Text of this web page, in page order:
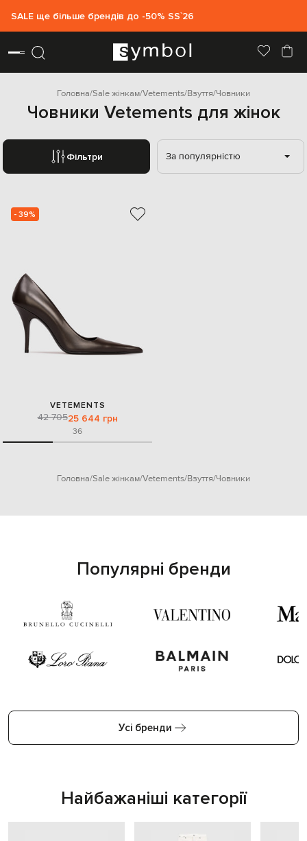
SALE ще більше брендів до -50% SS`26
Головна Sale жінкам Vetements Взуття Човники
Човники Vetements для жінок
Фільтри За популярністю
- 39%
VETEMENTS
42 70525 644 грн
36
Головна Sale жінкам Vetements Взуття Човники
Популярні бренди
Усі бренди
Найбажаніші категорії